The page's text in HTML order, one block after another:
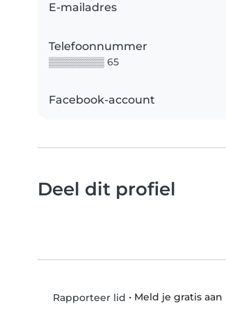
E-mailadres
Telefoonnummer
▒▒▒▒▒▒▒▒ 65
Facebook-account
Deel dit profiel
Rapporteer lid • Meld je gratis aan